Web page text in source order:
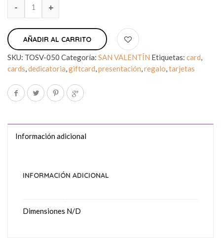
AÑADIR AL CARRITO
SKU: TOSV-050 Categoría: SAN VALENTÍN Etiquetas: card,
cards,dedicatoria,giftcard,presentación,regalo,tarjetas
Información adicional
INFORMACIÓN ADICIONAL
Dimensiones N/D